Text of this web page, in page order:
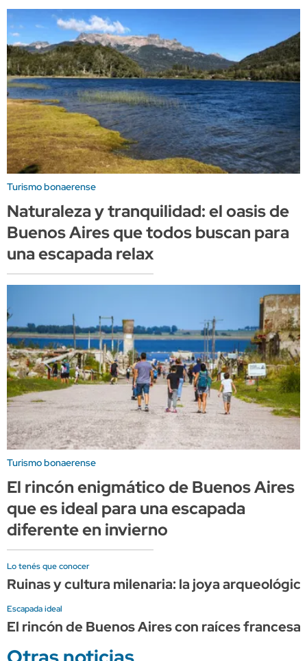
Turismo bonaerense
Naturaleza y tranquilidad: el oasis de
Buenos Aires que todos buscan para
una escapada relax
Turismo bonaerense
El rincón enigmático de Buenos Aires
que es ideal para una escapada
diferente en invierno
Lo tenés que conocer
Ruinas y cultura milenaria: la joya
Escapada ideal
El rincón de Buenos Aires con raíces